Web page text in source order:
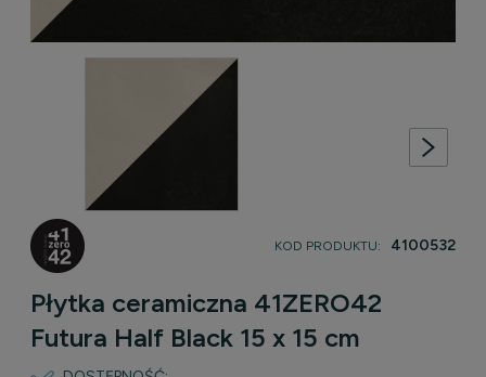
KOD PRODUKTU: 4100532
Płytka ceramiczna 41ZERO42
Futura Half Black 15 x 15 cm